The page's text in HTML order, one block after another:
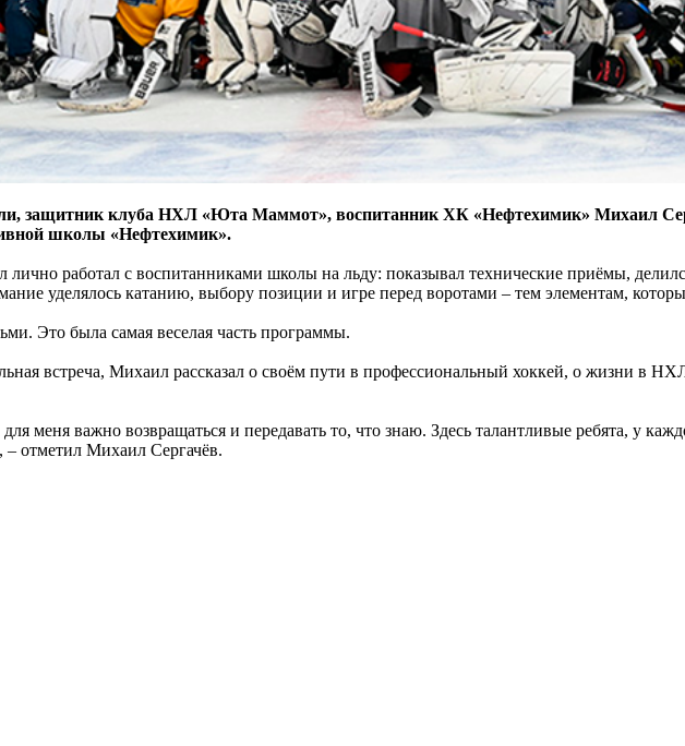
защитник клуба НХЛ «Юта Маммот», воспитанник ХК «Нефтехимик» Михаил
школы «Нефтехимик».
лично работал с воспитанниками школы на льду: показывал технические приёмы,
уделялось катанию, выбору позиции и игре перед воротами – тем элементам,
Это была самая веселая часть программы.
встреча, Михаил рассказал о своём пути в профессиональный хоккей, о жизни в
меня важно возвращаться и передавать то, что знаю. Здесь талантливые ребята, у
– отметил Михаил Сергачёв.